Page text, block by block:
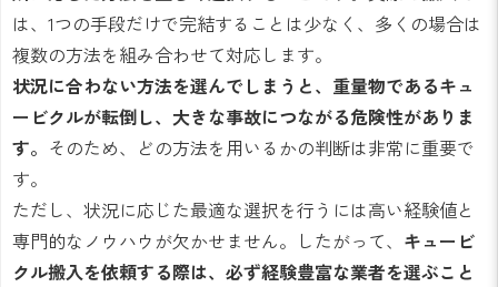
は、1つの手段だけで完結することは少なく、多くの場合は
複数の方法を組み合わせて対応します。
状況に合わない方法を選んでしまうと、重量物であるキュ
ービクルが転倒し、大きな事故につながる危険性がありま
す。 そのため、どの方法を用いるかの判断は非常に重要で
す。
ただし、状況に応じた最適な選択を行うには高い経験値と
専門的なノウハウが欠かせません。したがって、 キュービ
クル搬入を依頼する際は、必ず経験豊富な業者を選ぶこと